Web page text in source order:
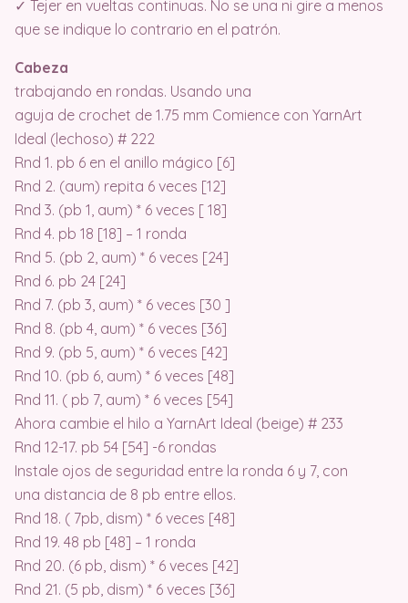
✓ Tejer en vueltas continuas. No se una ni gire a menos
que se indique lo contrario en el patrón.
Cabeza
trabajando en rondas. Usando una
aguja de crochet de 1.75 mm Comience con YarnArt
Ideal (lechoso) # 222
Rnd 1. pb 6 en el anillo mágico [6]
Rnd 2. (aum) repita 6 veces [12]
Rnd 3. (pb 1, aum) * 6 veces [ 18]
Rnd 4. pb 18 [18] – 1 ronda
Rnd 5. (pb 2, aum) * 6 veces [24]
Rnd 6. pb 24 [24]
Rnd 7. (pb 3, aum) * 6 veces [30 ]
Rnd 8. (pb 4, aum) * 6 veces [36]
Rnd 9. (pb 5, aum) * 6 veces [42]
Rnd 10. (pb 6, aum) * 6 veces [48]
Rnd 11. ( pb 7, aum) * 6 veces [54]
Ahora cambie el hilo a YarnArt Ideal (beige) # 233
Rnd 12-17. pb 54 [54] -6 rondas
Instale ojos de seguridad entre la ronda 6 y 7, con
una distancia de 8 pb entre ellos.
Rnd 18. ( 7pb, dism) * 6 veces [48]
Rnd 19. 48 pb [48] – 1 ronda
Rnd 20. (6 pb, dism) * 6 veces [42]
Rnd 21. (5 pb, dism) * 6 veces [36]